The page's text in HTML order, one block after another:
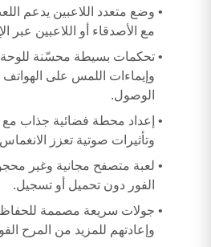
وضع متعدد اللاعبين يدعم
مع الأصدقاء أو اللاعبين عبر
وإيماءات اللمس على
الوصول.
إعداد محطة فضائية جذاب مع
وتأثيرات صوتية تعزز
لعبة متصفح مجانية وغير
الفور دون تحميل أو تسجيل.
جولات سريعة مصممة للحفاظ
وإعادتهم للمزيد من المرح